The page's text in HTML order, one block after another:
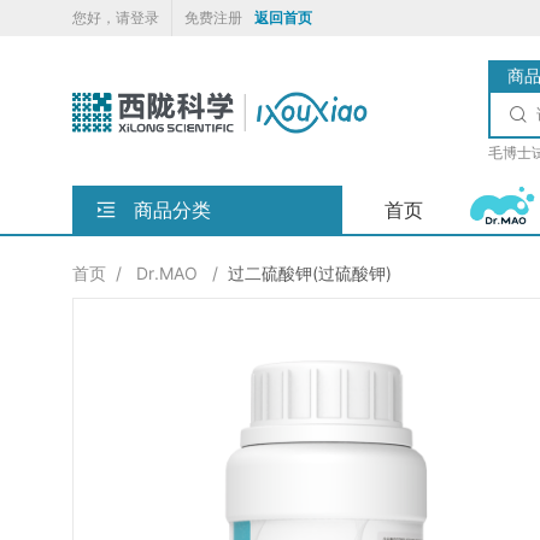
您好，请登录 免费注册 返回首页
商品

毛博士
商品分类 首页
首页 / Dr.MAO / 过二硫酸钾(过硫酸钾)